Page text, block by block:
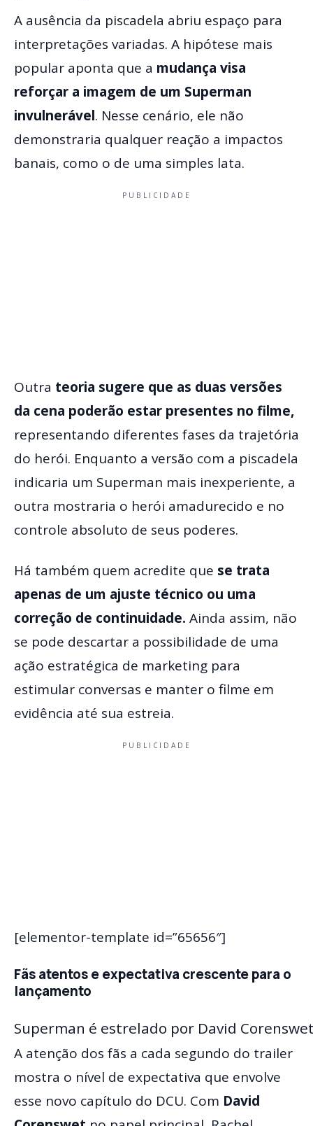
A ausência da piscadela abriu espaço para
interpretações variadas. A hipótese mais
popular aponta que a mudança visa
reforçar a imagem de um Superman
invulnerável. Nesse cenário, ele não
demonstraria qualquer reação a impactos
banais, como o de uma simples lata.
PUBLICIDADE
Outra teoria sugere que as duas versões
da cena poderão estar presentes no filme,
representando diferentes fases da trajetória
do herói. Enquanto a versão com a piscadela
indicaria um Superman mais inexperiente, a
outra mostraria o herói amadurecido e no
controle absoluto de seus poderes.
Há também quem acredite que se trata
apenas de um ajuste técnico ou uma
correção de continuidade. Ainda assim, não
se pode descartar a possibilidade de uma
ação estratégica de marketing para
estimular conversas e manter o filme em
evidência até sua estreia.
PUBLICIDADE
[elementor-template id=”65656″]
Fãs atentos e expectativa crescente para o
lançamento
Superman é estrelado por David
A atenção dos fãs a cada segundo do trailer
mostra o nível de expectativa que envolve
esse novo capítulo do DCU. Com David